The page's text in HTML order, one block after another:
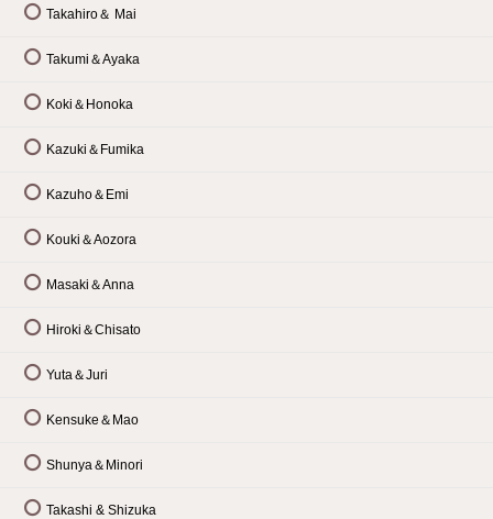
Takahiro＆ Mai
Takumi＆Ayaka
Koki＆Honoka
Kazuki＆Fumika
Kazuho＆Emi
Kouki＆Aozora
Masaki＆Anna
Hiroki＆Chisato
Yuta＆Juri
Kensuke＆Mao
Shunya＆Minori
Takashi & Shizuka